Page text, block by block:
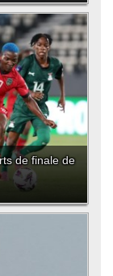
de finale de